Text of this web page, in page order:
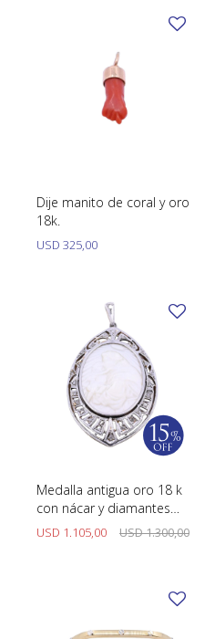
Dije manito de coral y oro
18k.
USD 325,00
Medalla antigua oro 18 k
con nácar y diamantes
San Antonio de Padua
USD 1.105,00 USD1.300,00